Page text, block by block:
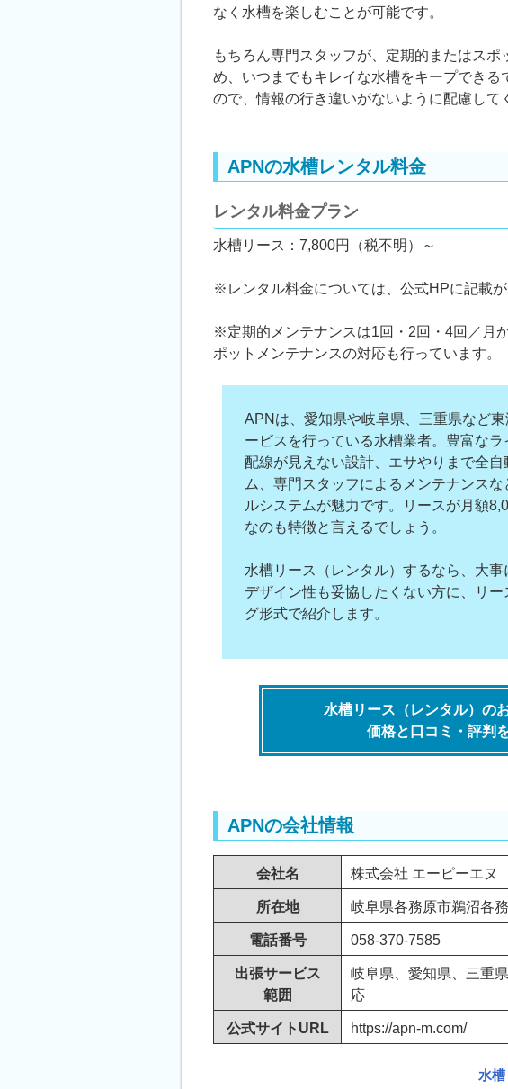
なく水槽を楽しむことが可能です。
もちろん専門スタッフが、定期的またはス
め、いつまでもキレイな水槽をキープできる
ので、情報の行き違いがないように配慮して
APNの水槽レンタル料金
レンタル料金プラン
水槽リース：7,800円（税不明）～
※レンタル料金については、公式HPに記載が
※定期的メンテナンスは1回・2回・4回／月
ポットメンテナンスの対応も行っています。
APNは、愛知県や岐阜県、三重県など
ービスを行っている水槽業者。豊富な
配線が見えない設計、エサやりまで全
ム、専門スタッフによるメンテナンス
ルシステムが魅力です。リースが月額
なのも特徴と言えるでしょう。
水槽リース（レンタル）するなら、大事
デザイン性も妥協したくない方に、リ
グ形式で紹介します。
水槽リース（レンタル）の
価格と口コミ・評判
APNの会社情報
会社名 株式会社 エーピーエヌ
所在地 岐阜県各務原市鵜沼各
電話番号 058-370-7585
出張サービス
範囲
岐阜県、愛知県、三重
応
公式サイトURL https://apn-m.com/
水